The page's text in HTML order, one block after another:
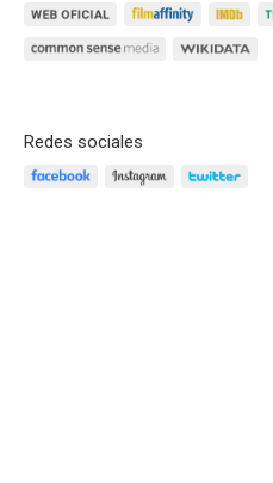
Redes sociales